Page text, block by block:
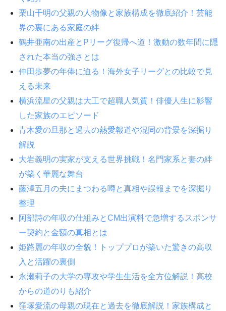
栗山千明の父親の人物像と家族構成を徹底紹介！芸能
界の裏にある家庭の絆
鶴井亜南の出産とPリーグ復帰へ道！激動の数年間に隠
された本当の強さとは
仲田歩夢の年俸に迫る！海外女子リーグとの比較で見
える未来
横浜流星の父親は大工で超職人気質！俳優人生に影響
した家族のエピソード
青木愛の旦那と過去の熱愛報道や混同の背景を深掘り
解説
大岩義明の実家が支える世界挑戦！名門家系と妻の絆
が築く華麗な舞台
藤澤五月の夫にまつわる噂と真相や誤報までを深掘り
整理
阿部詩の年収の仕組みとCM出演料で急増するスポンサ
ー契約と金額の真相とは
姫路麗の年収の全貌！トッププロが築いた驚きの高収
入と活躍の裏側
永瀬莉子の大学の専攻や学生生活を全方位解説！高校
からの道のりも紹介
窪塚愛流の母親の現在と過去を徹底解説！家族構成と